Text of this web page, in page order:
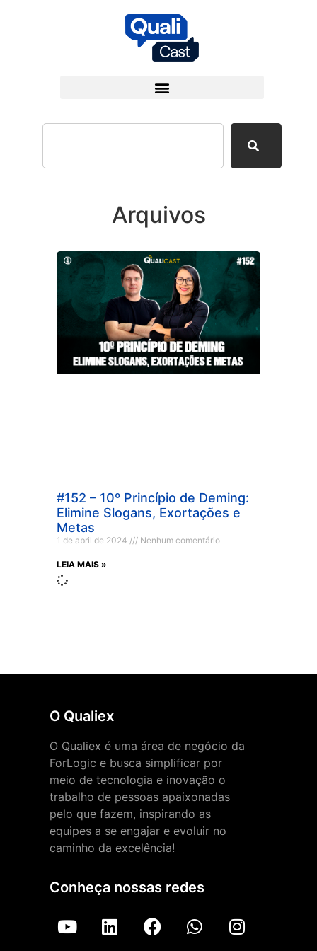
Arquivos
#152 – 10º Princípio de Deming:
Elimine Slogans, Exortações e
Metas
1 de abril de 2024 Nenhum comentário
LEIA MAIS »
O Qualiex
O Qualiex é uma área de negócio da
ForLogic e busca simplificar por
meio de tecnologia e inovação o
trabalho de pessoas apaixonadas
pelo que fazem, inspirando as
equipes a se engajar e evoluir no
caminho da excelência!
Conheça nossas redes